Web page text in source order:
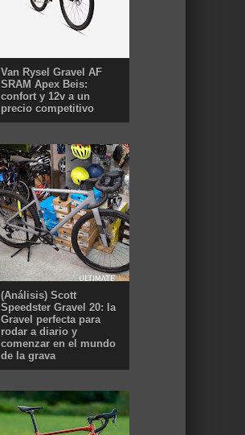
Van Rysel Gravel AF
SRAM Apex Beis:
confort y 12v a un
precio competitivo
(Análisis) Scott
Speedster Gravel 20: la
Gravel perfecta para
rodar a diario y
comenzar en el mundo
de la grava